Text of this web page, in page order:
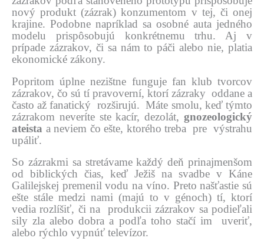
nový produkt (zázrak) konzumentom v tej, či onej
krajine. Podobne napríklad sa osobné auta jedného
modelu prispôsobujú konkrétnemu trhu. Aj v
prípade zázrakov, či sa nám to páči alebo nie, platia
ekonomické zákony.
Popritom úplne nezištne funguje fan klub tvorcov
zázrakov, čo sú tí pravoverní, ktorí zázraky oddane a
často až fanatický rozširujú. Máte smolu, keď týmto
zázrakom neveríte ste kacír, dezolát, gnozeologický
ateista a neviem čo ešte, ktorého treba pre výstrahu
upáliť.
So zázrakmi sa stretávame každý deň prinajmenšom
od biblických čias, keď Ježiš na svadbe v Káne
Galilejskej premenil vodu na víno. Preto našťastie sú
ešte stále medzi nami (majú to v génoch) tí, ktorí
vedia rozlíšiť, či na produkcii zázrakov sa podieľali
sily zla alebo dobra a podľa toho stačí im uveriť,
alebo rýchlo vypnúť televízor.